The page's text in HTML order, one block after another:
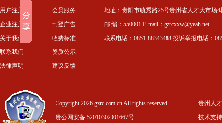
用户注册
企业注册
关于我们
联系我们
法律声明
会员服务
刊登广告
收费标准
资质公示
建议反馈
地址：贵阳市毓秀路25号贵州省人才大市场
邮 编：550001 E-mail：gzrcxxw@yeah.net
联系电话：0851-88343488 投诉举报电话：
Copyright 2026 gzrc.com.cn All rights reserved.
贵公网安备 52010302001667号
贵州人
技术支